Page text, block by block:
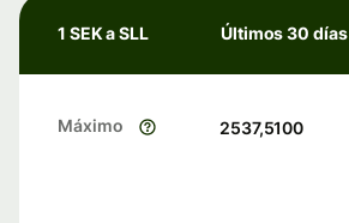
1 SEK a SLL Últimos 30 días
Máximo 2537,5100